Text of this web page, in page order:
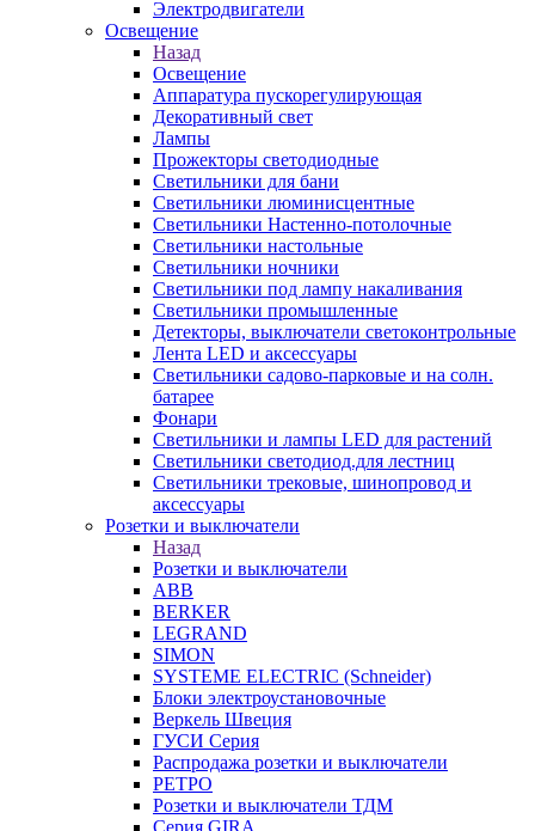
Электродвигатели
Освещение
Назад
Освещение
Аппаратура пускорегулирующая
Декоративный свет
Лампы
Прожекторы светодиодные
Светильники для бани
Светильники люминисцентные
Светильники Настенно-потолочные
Светильники настольные
Светильники ночники
Светильники под лампу накаливания
Светильники промышленные
Детекторы, выключатели светоконтрольные
Лента LED и аксессуары
Светильники садово-парковые и на солн.
батарее
Фонари
Светильники и лампы LED для растений
Светильники светодиод.для лестниц
Светильники трековые, шинопровод и
аксессуары
Розетки и выключатели
Назад
Розетки и выключатели
ABB
BERKER
LEGRAND
SIMON
SYSTEME ELECTRIC (Schneider)
Блоки электроустановочные
Веркель Швеция
ГУСИ Серия
Распродажа розетки и выключатели
РЕТРО
Розетки и выключатели ТДМ